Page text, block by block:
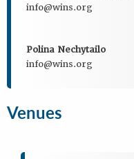
info@wins.org
Polina Nechytailo
info@wins.org
Venues